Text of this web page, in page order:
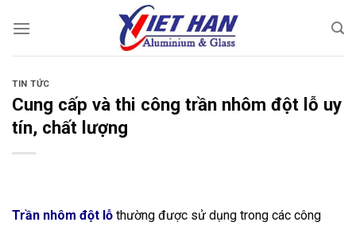
đến
TIN TỨC
Cung cấp và thi công trần nhôm đột lỗ uy
tín, chất lượng
Trần nhôm đột lỗ thường được sử dụng trong các công